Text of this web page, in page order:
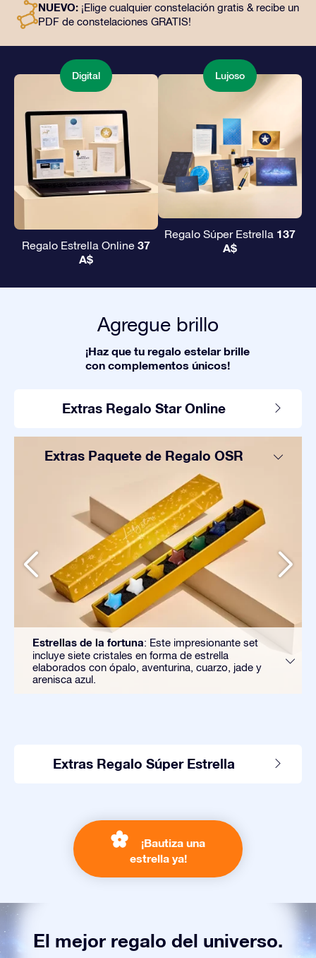
obsequiar un regalo eterno a amigos y seres queridos.
NUEVO: ¡Elige cualquier constelación gratis & recibe un
PDF de constelaciones GRATIS!
Digital
Regalo Estrella Online 37
A$
Lujoso
Regalo Súper Estrella 137
A$
Agregue brillo
¡Haz que tu regalo estelar brille
con complementos únicos!
Extras Regalo Star Online
Extras Paquete de Regalo OSR
Estrellas de la fortuna: Este impresionante set
incluye siete cristales en forma de estrella
elaborados con ópalo, aventurina, cuarzo, jade y
arenisca azul.
Extras Regalo Súper Estrella
¡Bautiza una
estrella ya!
El mejor regalo del universo.